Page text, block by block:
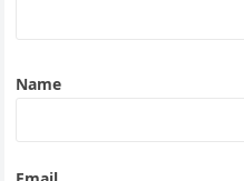
Name